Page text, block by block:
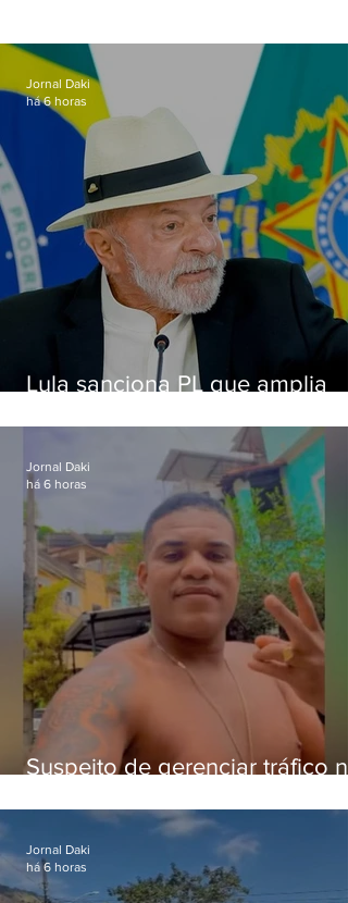
Lula sanciona PL que amplia
crianças
Jornal Daki
há 6 horas
Suspeito de gerenciar tráfico na
foragido
Jornal Daki
há 6 horas
Jornal Daki
há 6 horas